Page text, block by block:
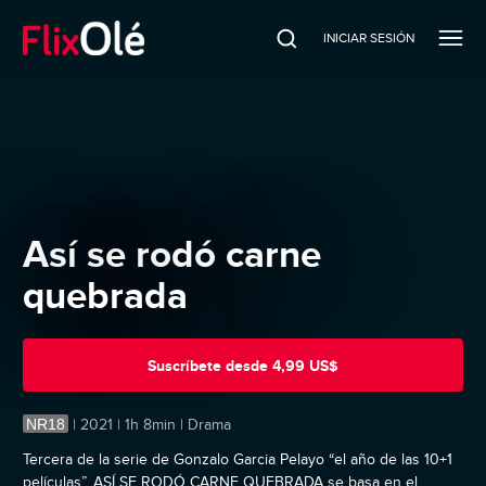
INICIAR SESIÓN
Así se rodó carne
quebrada
Suscríbete desde 4,99 US$
NR18 | 2021 | 1h 8min | Drama
Tercera de la serie de Gonzalo Garcia Pelayo “el año de las 10+1
películas”, ASÍ SE RODÓ CARNE QUEBRADA se basa en el